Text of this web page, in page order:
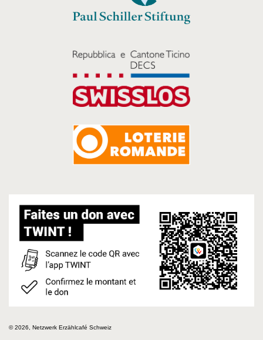
© 2026, Netzwerk Erzählcafé Schweiz